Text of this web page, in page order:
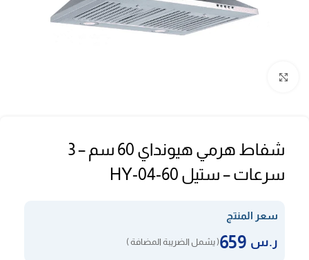
شفاط هرمي هيونداي 60 سم – 3
سرعات – ستيل HY-04-60
سعر المنتج
ر.س ( يشمل الضريبة المضافة )